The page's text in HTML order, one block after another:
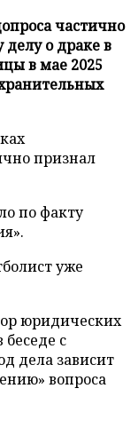
частично
о драке в
в мае 2025
признал
по факту
уже
юридических
с
дела зависит
вопроса